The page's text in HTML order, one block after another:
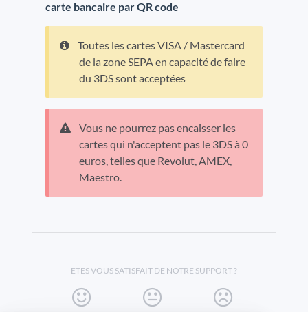
carte bancaire par QR code
Toutes les cartes VISA / Mastercard
de la zone SEPA en capacité de faire
du 3DS sont acceptées
Vous ne pourrez pas encaisser les
cartes qui n'acceptent pas le 3DS à 0
euros, telles que Revolut, AMEX,
Maestro.
ETES VOUS SATISFAIT DE NOTRE SUPPORT ?